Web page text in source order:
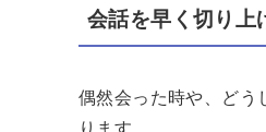
会話を早く切り上
偶然会った時や、どう